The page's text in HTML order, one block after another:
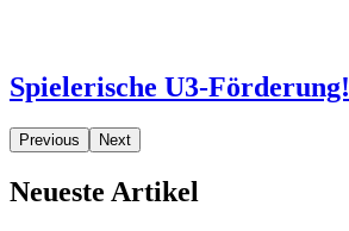
Spielerische U3-Förderung!
Previous Next
Neueste Artikel